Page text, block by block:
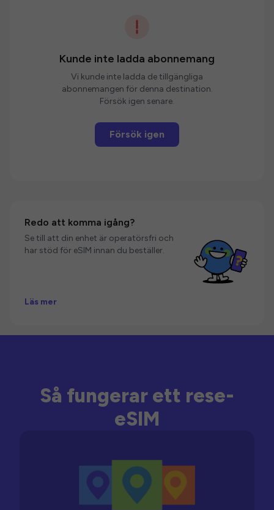
Kunde inte ladda abonnemang
Vi kunde inte ladda de tillgängliga
abonnemangen för denna destination.
Försök igen senare.
Försök igen
Redo att komma igång?
Se till att din enhet är operatörsfri och
har stöd för eSIM innan du beställer.
Läs mer
Så fungerar ett rese-
eSIM